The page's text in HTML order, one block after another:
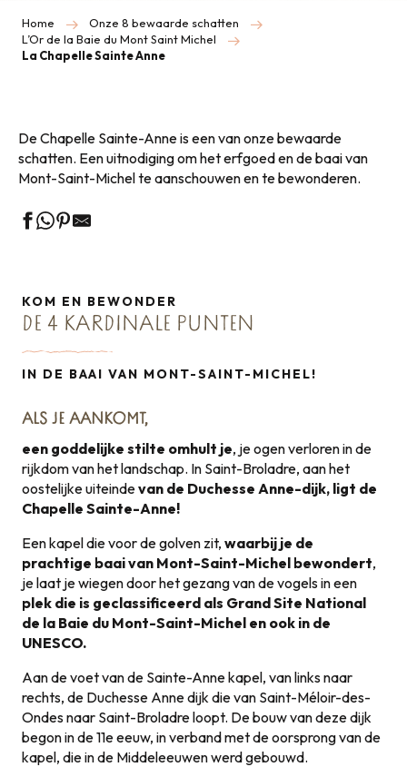
Home
Onze 8 bewaarde schatten
L’Or de la Baie du Mont Saint Michel
La Chapelle Sainte Anne
De Chapelle Sainte-Anne is een van onze bewaarde
schatten. Een uitnodiging om het erfgoed en de baai van
Mont-Saint-Michel te aanschouwen en te bewonderen.
KOM EN BEWONDER
DE 4 KARDINALE PUNTEN
IN DE BAAI VAN MONT-SAINT-MICHEL!
ALS JE AANKOMT,
een goddelijke stilte omhult je, je ogen verloren in de
rijkdom van het landschap. In Saint-Broladre, aan het
oostelijke uiteindevan de Duchesse Anne-dijk, ligt de
Chapelle Sainte-Anne!
Een kapel die voor de golven zit, waarbij je de
prachtige baai van Mont-Saint-Michel bewondert,
je laat je wiegen door het gezang van de vogels in een
plek die is geclassificeerd als Grand Site National
de la Baie du Mont-Saint-Michel en ook in de
UNESCO.
Aan de voet van de Sainte-Anne kapel, van links naar
rechts, de Duchesse Anne dijk die van Saint-Méloir-des-
Ondes naar Saint-Broladre loopt. De bouw van deze dijk
begon in de 11e eeuw, in verband met de oorsprong van de
kapel, die in de Middeleeuwen werd gebouwd.